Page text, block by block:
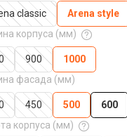
classic Arena style
корпуса (мм)
900
1000
фасада (мм)
450 500
600
корпуса (мм)